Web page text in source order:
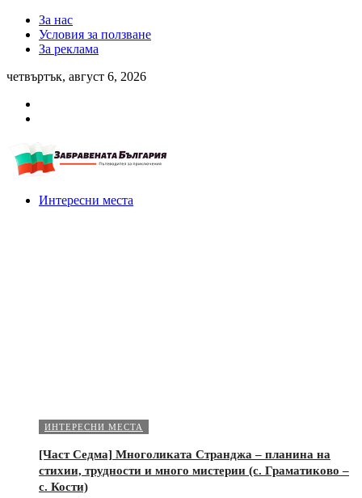
За нас
Условия за ползване
За реклама
четвъртък, август 6, 2026
Интересни места
ИНТЕРЕСНИ МЕСТА
[Част Седма] Многоликата Странджа – планина на
стихии, трудности и много мистерии (с. Граматиково –
с. Кости)